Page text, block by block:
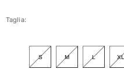
Vedi tutti i Donna
Costumi da bagno
Taglia:
S M L XL